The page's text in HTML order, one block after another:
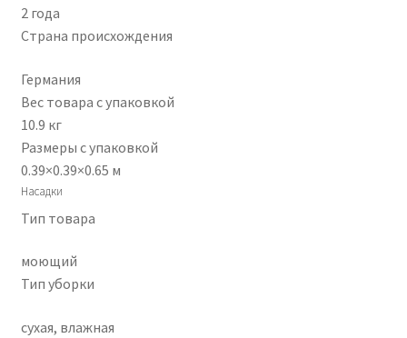
2 года
Страна происхождения
Германия
Вес товара с упаковкой
10.9 кг
Размеры с упаковкой
0.39×0.39×0.65 м
Насадки
Тип товара
моющий
Тип уборки
сухая, влажная